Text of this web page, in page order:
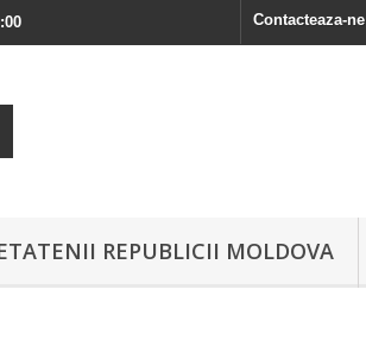
Contacteaza-ne
REPUBLICII MOLDOVA